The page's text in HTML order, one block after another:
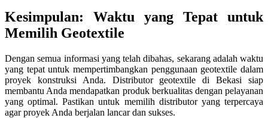
Kesimpulan: Waktu yang Tepat untuk
Memilih Geotextile
Dengan semua informasi yang telah dibahas, sekarang adalah waktu
yang tepat untuk mempertimbangkan penggunaan geotextile dalam
proyek konstruksi Anda. Distributor geotextile di Bekasi siap
membantu Anda mendapatkan produk berkualitas dengan pelayanan
yang optimal. Pastikan untuk memilih distributor yang terpercaya
agar proyek Anda berjalan lancar dan sukses.